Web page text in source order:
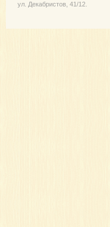
ул. Декабристов, 41/12.